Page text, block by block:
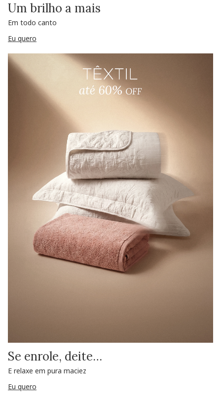
Um brilho a mais
Em todo canto
Eu quero
Se enrole, deite…
E relaxe em pura maciez
Eu quero